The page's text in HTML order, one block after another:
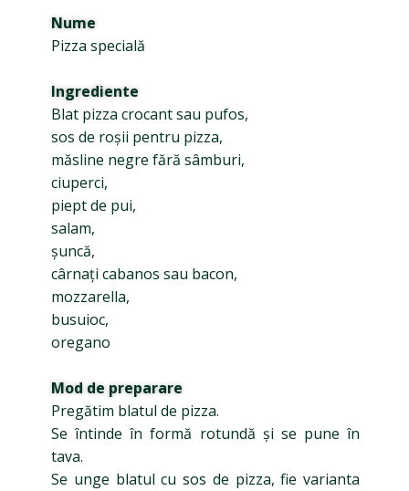
Nume
Pizza specială
Ingrediente
Blat pizza crocant sau pufos,
sos de roșii pentru pizza,
măsline negre fără sâmburi,
ciuperci,
piept de pui,
salam,
șuncă,
cârnați cabanos sau bacon,
mozzarella,
busuioc,
oregano
Mod de preparare
Pregătim blatul de pizza.
Se întinde în formă rotundă și se pune în
tava.
Se unge blatul cu sos de pizza, fie varianta